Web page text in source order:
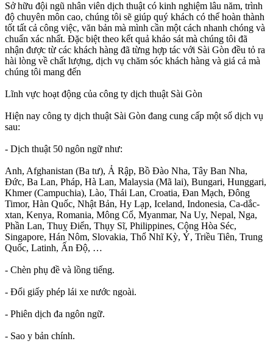
Sở hữu đội ngũ nhân viên dịch thuật có kinh nghiệm lâu năm, trình
độ chuyên môn cao, chúng tôi sẽ giúp quý khách có thể hoàn thành
tốt tất cả công việc, văn bản mà mình cần một cách nhanh chóng và
chuẩn xác nhất. Đặc biệt theo kết quả khảo sát mà chúng tôi đã
nhận được từ các khách hàng đã từng hợp tác với Sài Gòn đều tỏ ra
hài lòng về chất lượng, dịch vụ chăm sóc khách hàng và giá cả mà
chúng tôi mang đến
Lĩnh vực hoạt động của công ty dịch thuật Sài Gòn
Hiện nay công ty dịch thuật Sài Gòn đang cung cấp một số dịch vụ
sau:
- Dịch thuật 50 ngôn ngữ như:
Anh, Afghanistan (Ba tư), Ả Rập, Bồ Đào Nha, Tây Ban Nha,
Đức, Ba Lan, Pháp, Hà Lan, Malaysia (Mã lai), Bungari, Hunggari,
Khmer (Campuchia), Lào, Thái Lan, Croatia, Đan Mạch, Đông
Timor, Hàn Quốc, Nhật Bản, Hy Lạp, Iceland, Indonesia, Ca-dắc-
xtan, Kenya, Romania, Mông Cổ, Myanmar, Na Uy, Nepal, Nga,
Phần Lan, Thuỵ Điển, Thụy Sĩ, Philippines, Cộng Hòa Séc,
Singapore, Hán Nôm, Slovakia, Thổ Nhĩ Kỳ, Ý, Triều Tiên, Trung
Quốc, Latinh, Ấn Độ, …
- Chèn phụ đề và lồng tiếng.
- Đổi giấy phép lái xe nước ngoài.
- Phiên dịch đa ngôn ngữ.
- Sao y bản chính.